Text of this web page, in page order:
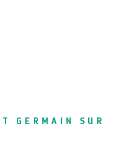
GERMAIN SUR